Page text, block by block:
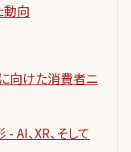
向
向けた消費者ニ
AI、XR、そして